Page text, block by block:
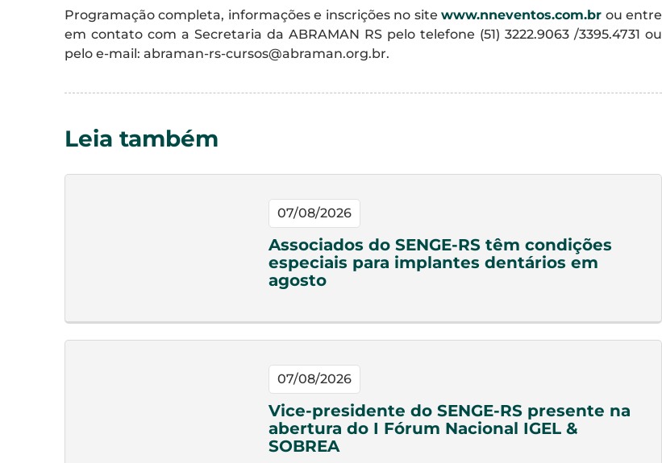
Programação completa, informações e inscrições no sitewww.nneventos.com.br ou entre
em contato com a Secretaria da ABRAMAN RS pelo telefone (51) 3222.9063 /3395.4731 ou
pelo e-mail: abraman-rs-cursos@abraman.org.br.
Leia também
07/08/2026
Associados do SENGE-RS têm condições
especiais para implantes dentários em
agosto
07/08/2026
Vice-presidente do SENGE-RS presente na
abertura do I Fórum Nacional IGEL &
SOBREA